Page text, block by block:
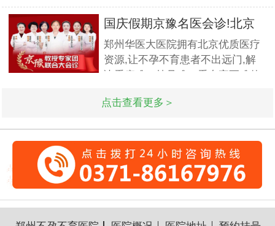
到医院做孕前检查,这样才能更好
的保证怀孕的诊疗率.有患者想了
解排卵障碍检查什么?怎么治疗?我
们来一起了解下. 排卵障碍检查什
国庆假期京豫名医会诊!北京
不孕
郑州华医大医院拥有北京优质医疗
资源,让不孕不育患者不出远门,解
决看病难、挂号难、看专家更难的
北京专家将与郑州华医大医院名医
生
点击查看更多＞